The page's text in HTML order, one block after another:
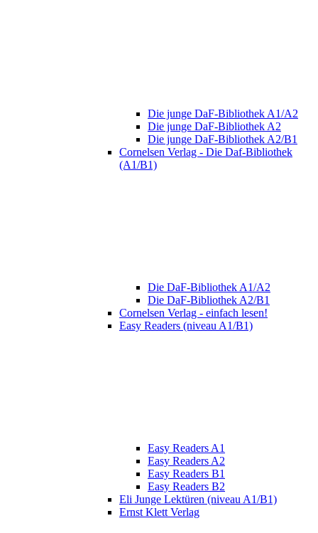
Die junge DaF-Bibliothek A1/A2
Die junge DaF-Bibliothek A2
Die junge DaF-Bibliothek A2/B1
Cornelsen Verlag - Die Daf-Bibliothek
(A1/B1)
Die DaF-Bibliothek A1/A2
Die DaF-Bibliothek A2/B1
Cornelsen Verlag - einfach lesen!
Easy Readers (niveau A1/B1)
Easy Readers A1
Easy Readers A2
Easy Readers B1
Easy Readers B2
Eli Junge Lektüren (niveau A1/B1)
Ernst Klett Verlag